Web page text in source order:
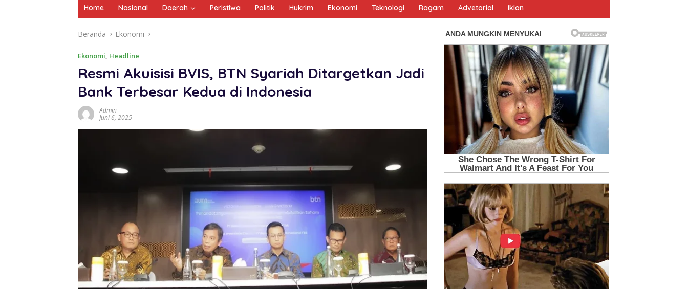
Home Nasional Daerah Peristiwa Politik Hukrim Ekonomi Teknologi Ragam Advetorial Iklan
Beranda Ekonomi
Ekonomi Headline
Resmi Akuisisi BVIS, BTN Syariah Ditargetkan Jadi
Bank Terbesar Kedua di Indonesia
Admin
Juni 6, 2025